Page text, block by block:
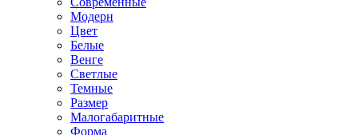
Модерн
Цвет
Белые
Венге
Светлые
Темные
Размер
Малогабаритные
Форма